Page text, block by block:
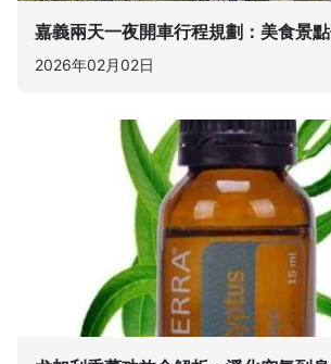
嘉義兩天一夜開車行程規劃：美食景
2026年02月02日